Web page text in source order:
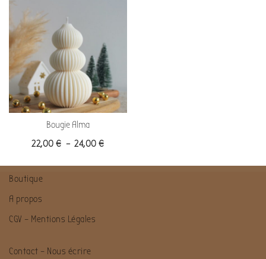
Bougie Alma
22,00€ – 24,00€
Boutique
A propos
CGV – Mentions Légales
Contact – Nous écrire